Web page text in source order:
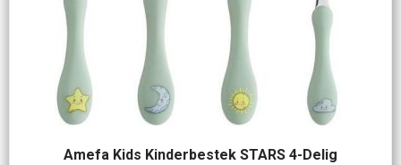
Amefa Kids Kinderbestek STARS 4-Delig